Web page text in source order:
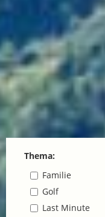
Thema:
Familie
Golf
Last Minute